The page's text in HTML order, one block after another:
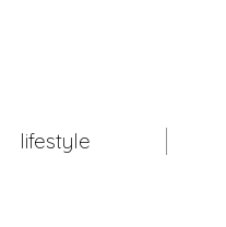
lifestyle